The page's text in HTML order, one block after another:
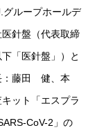
グループホールデ
針盤（代表取締
「医針盤」）と
：藤田 健、本
ット「エスプラ
CoV-2」の